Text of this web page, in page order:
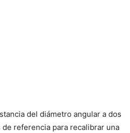
del diámetro angular a dos
referencia para recalibrar una